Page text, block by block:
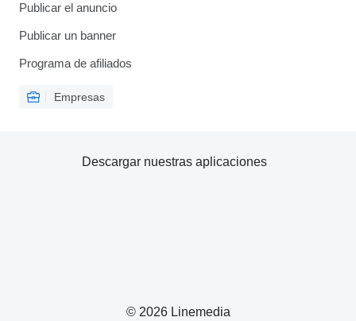
Publicar el anuncio
Publicar un banner
Programa de afiliados
Empresas
© 2026 Linemedia
Descargar nuestras aplicaciones